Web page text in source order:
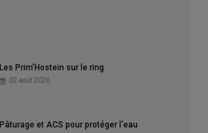
Les Prim'Hostein sur le ring
02 août 2026
Pâturage et ACS pour protéger l'eau